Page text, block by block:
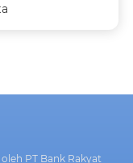
PT Bank Rakyat